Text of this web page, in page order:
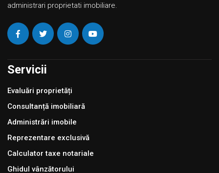
administrari proprietati imobiliare.
Servicii
Evaluări proprietăți
Consultanță imobiliară
Administrări imobile
Reprezentare exclusivă
Calculator taxe notariale
Ghidul vânzătorului